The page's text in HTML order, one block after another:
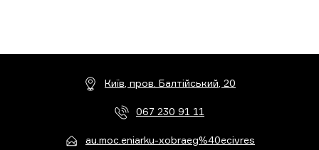
Київ, пров. Балтійський, 20
067 230 91 11
au.moc.eniarku-xobraeg%40ecivres